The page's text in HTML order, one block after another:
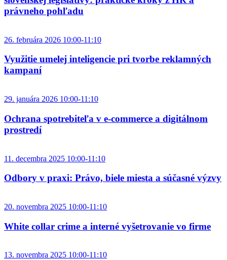
právneho pohľadu
26. februára 2026 10:00-11:10
Využitie umelej inteligencie pri tvorbe reklamných
kampaní
29. januára 2026 10:00-11:10
Ochrana spotrebiteľa v e‑commerce a digitálnom
prostredí
11. decembra 2025 10:00-11:10
Odbory v praxi: Právo, biele miesta a súčasné výzvy
20. novembra 2025 10:00-11:10
White collar crime a interné vyšetrovanie vo firme
13. novembra 2025 10:00-11:10